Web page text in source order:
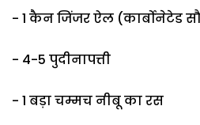
- 1 कैन जिंजर ऐल (कार्बोनेटेड
- 4-5 पुदीनापत्ती
- 1 बड़ा चम्मच नीबू का रस